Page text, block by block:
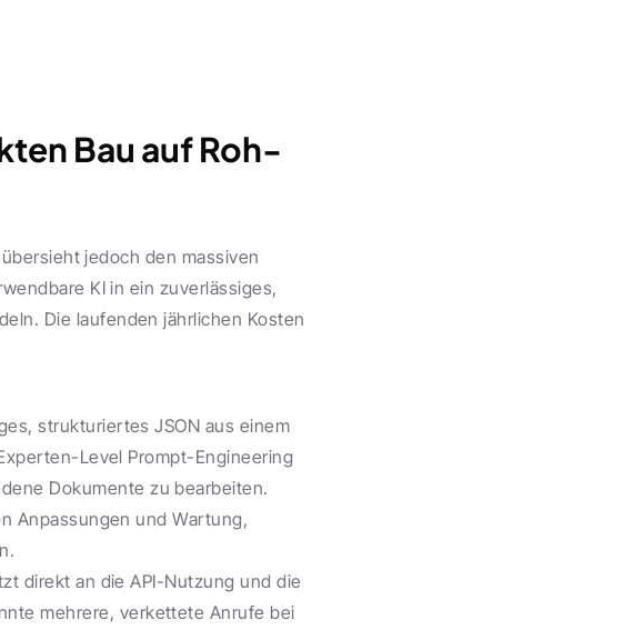
Bau auf Roh-
jedoch den massiven
KI in ein zuverlässiges,
Die laufenden jährlichen Kosten
strukturiertes JSON aus einem
Level Prompt-Engineering
Dokumente zu bearbeiten.
Anpassungen und Wartung,
direkt an die API-Nutzung und die
mehrere, verkettete Anrufe bei